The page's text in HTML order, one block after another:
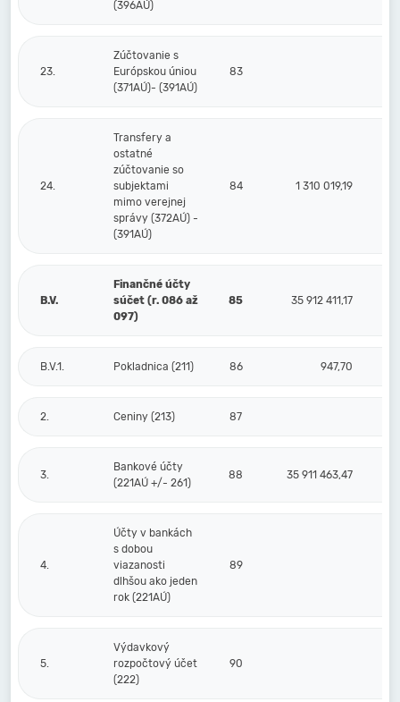
(396AÚ)
23.
Zúčtovanie s
Európskou úniou
(371AÚ)- (391AÚ)
83
24.
Transfery a
ostatné
zúčtovanie so
subjektami
mimo verejnej
správy (372AÚ) -
(391AÚ)
84 1 310 019,19
B.V.
Finančné účty
súčet (r. 086 až
097)
85 35 912 411,17
B.V.1. Pokladnica (211) 86 947,70
2. Ceniny (213) 87
3.
Bankové účty
(221AÚ +/- 261)
88 35 911 463,47
4.
Účty v bankách
s dobou
viazanosti
dlhšou ako jeden
rok (221AÚ)
89
5.
Výdavkový
rozpočtový účet
(222)
90